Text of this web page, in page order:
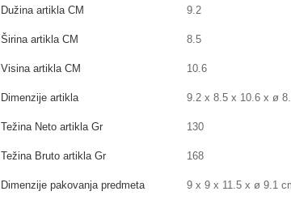
Dužina artikla CM 9.2
Širina artikla CM 8.5
Visina artikla CM 10.6
Dimenzije artikla 9.2 x 8.5 x 10.6 x ø
Težina Neto artikla Gr 130
Težina Bruto artikla Gr 168
Dimenzije pakovanja predmeta 9 x 9 x 11.5 x ø 9.1